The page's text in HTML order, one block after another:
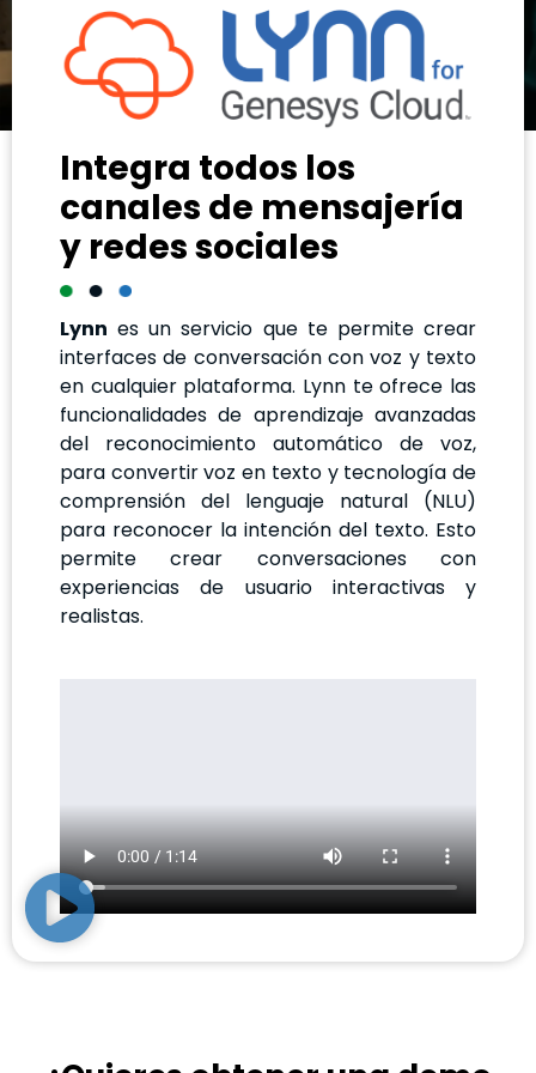
Integra todos los
canales de mensajería
y redes sociales
Lynn es un servicio que te permite crear
interfaces de conversación con voz y texto
en cualquier plataforma. Lynn te ofrece las
funcionalidades de aprendizaje avanzadas
del reconocimiento automático de voz,
para convertir voz en texto y tecnología de
comprensión del lenguaje natural (NLU)
para reconocer la intención del texto. Esto
permite crear conversaciones con
experiencias de usuario interactivas y
realistas.